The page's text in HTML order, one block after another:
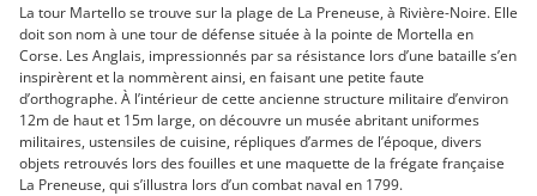
La tour Martello se trouve sur la plage de La Preneuse, à Rivière-Noire. Elle
doit son nom à une tour de défense située à la pointe de Mortella en
Corse. Les Anglais, impressionnés par sa résistance lors d’une bataille s’en
inspirèrent et la nommèrent ainsi, en faisant une petite faute
d’orthographe. À l’intérieur de cette ancienne structure militaire d’environ
12m de haut et 15m large, on découvre un musée abritant uniformes
militaires, ustensiles de cuisine, répliques d’armes de l’époque, divers
objets retrouvés lors des fouilles et une maquette de la frégate française
La Preneuse, qui s’illustra lors d’un combat naval en 1799.